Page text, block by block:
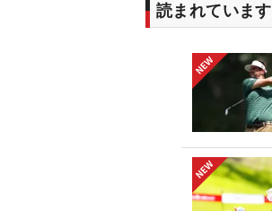
読まれています